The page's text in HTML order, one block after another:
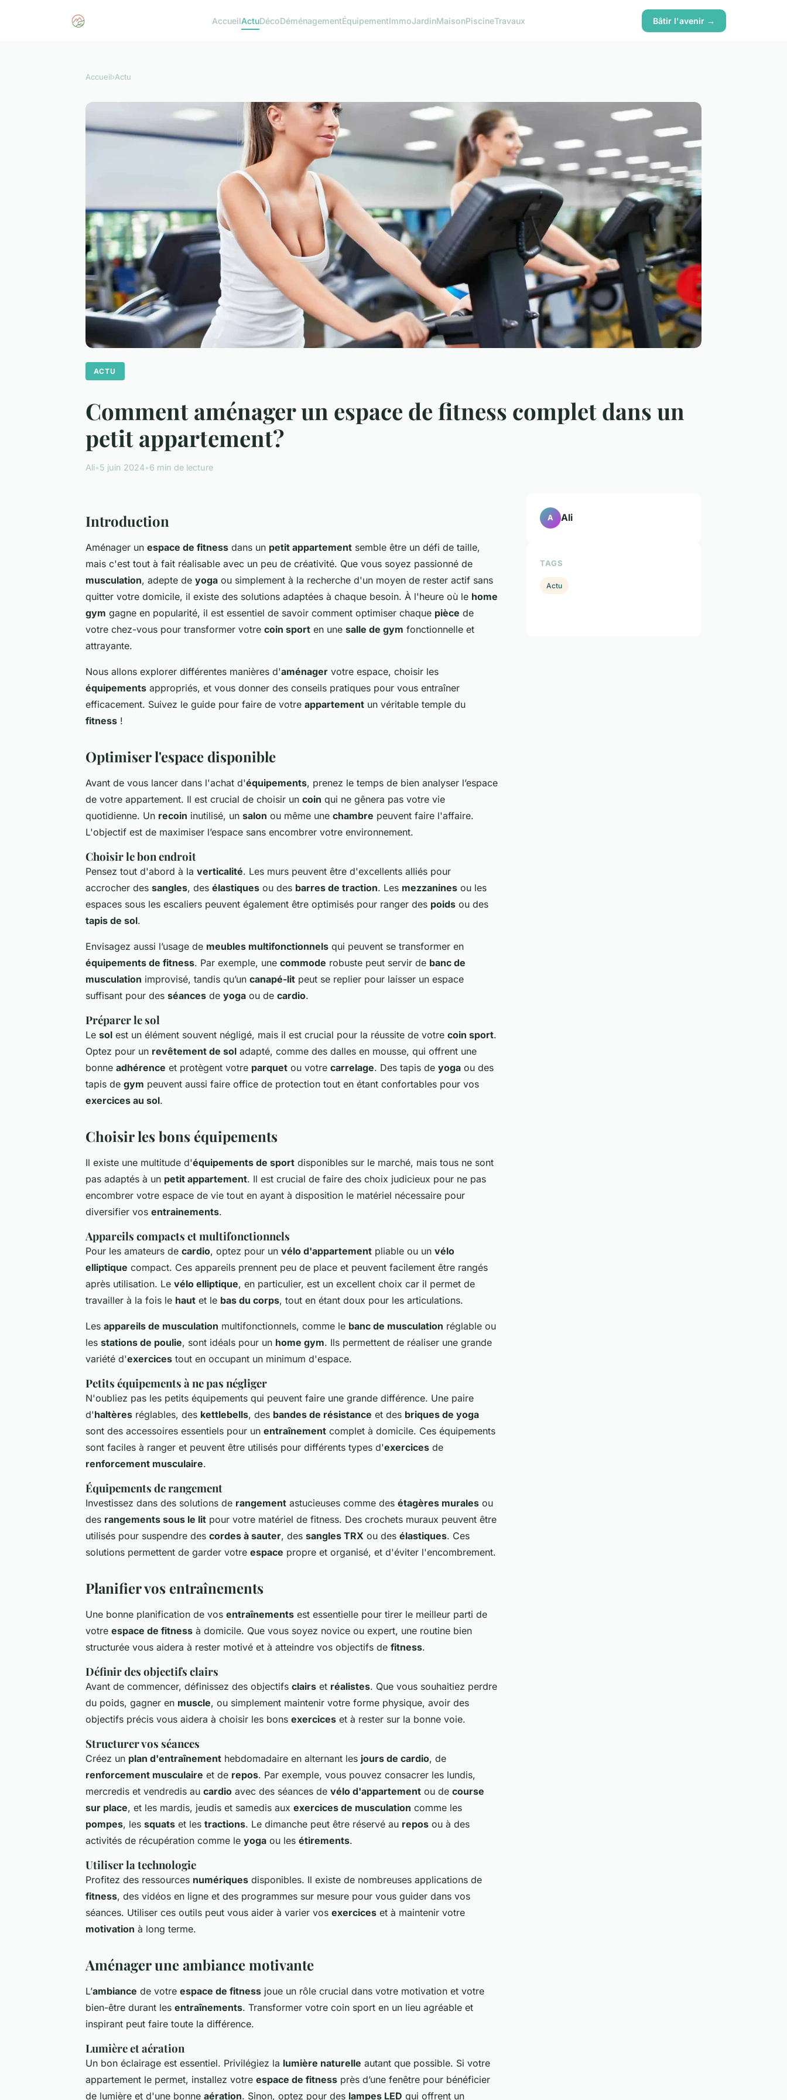
AccueilActuDécoDéménagementÉquipementImmoJardinMaisonPiscineTravaux Bâtir l'avenir →
Accueil›Actu
ACTU
Comment aménager un espace de fitness complet dans un
petit appartement?
Ali•5 juin 2024•6 min de lecture
Introduction
Aménager un espace de fitness dans un petit appartement semble être un défi de taille,
mais c'est tout à fait réalisable avec un peu de créativité. Que vous soyez passionné de
musculation, adepte de yoga ou simplement à la recherche d'un moyen de rester actif sans
quitter votre domicile, il existe des solutions adaptées à chaque besoin. À l'heure où le home
gym gagne en popularité, il est essentiel de savoir comment optimiser chaque pièce de
votre chez-vous pour transformer votre coin sport en une salle de gym fonctionnelle et
attrayante.
Nous allons explorer différentes manières d'aménager votre espace, choisir les
équipements appropriés, et vous donner des conseils pratiques pour vous entraîner
efficacement. Suivez le guide pour faire de votre appartement un véritable temple du
fitness !
Optimiser l'espace disponible
Avant de vous lancer dans l'achat d'équipements, prenez le temps de bien analyser l’espace
de votre appartement. Il est crucial de choisir un coin qui ne gênera pas votre vie
quotidienne. Un recoin inutilisé, un salon ou même une chambre peuvent faire l'affaire.
L'objectif est de maximiser l’espace sans encombrer votre environnement.
Choisir le bon endroit
Pensez tout d'abord à la verticalité. Les murs peuvent être d'excellents alliés pour
accrocher des sangles, des élastiques ou des barres de traction. Les mezzanines ou les
espaces sous les escaliers peuvent également être optimisés pour ranger des poids ou des
tapis de sol.
Envisagez aussi l’usage de meubles multifonctionnels qui peuvent se transformer en
équipements de fitness. Par exemple, une commode robuste peut servir de banc de
musculation improvisé, tandis qu’un canapé-lit peut se replier pour laisser un espace
suffisant pour des séances de yoga ou de cardio.
Préparer le sol
Le sol est un élément souvent négligé, mais il est crucial pour la réussite de votre coin sport.
Optez pour un revêtement de sol adapté, comme des dalles en mousse, qui offrent une
bonne adhérence et protègent votre parquet ou votre carrelage. Des tapis de yoga ou des
tapis de gym peuvent aussi faire office de protection tout en étant confortables pour vos
exercices au sol.
Choisir les bons équipements
Il existe une multitude d'équipements de sport disponibles sur le marché, mais tous ne sont
pas adaptés à un petit appartement. Il est crucial de faire des choix judicieux pour ne pas
encombrer votre espace de vie tout en ayant à disposition le matériel nécessaire pour
diversifier vos entrainements.
Appareils compacts et multifonctionnels
Pour les amateurs de cardio, optez pour un vélo d'appartement pliable ou un vélo
elliptique compact. Ces appareils prennent peu de place et peuvent facilement être rangés
après utilisation. Le vélo elliptique, en particulier, est un excellent choix car il permet de
travailler à la fois le haut et le bas du corps, tout en étant doux pour les articulations.
Les appareils de musculation multifonctionnels, comme le banc de musculation réglable ou
les stations de poulie, sont idéals pour un home gym. Ils permettent de réaliser une grande
variété d'exercices tout en occupant un minimum d'espace.
Petits équipements à ne pas négliger
N'oubliez pas les petits équipements qui peuvent faire une grande différence. Une paire
d'haltères réglables, des kettlebells, des bandes de résistance et des briques de yoga
sont des accessoires essentiels pour un entraînement complet à domicile. Ces équipements
sont faciles à ranger et peuvent être utilisés pour différents types d'exercices de
renforcement musculaire.
Équipements de rangement
Investissez dans des solutions de rangement astucieuses comme des étagères murales ou
des rangements sous le lit pour votre matériel de fitness. Des crochets muraux peuvent être
utilisés pour suspendre des cordes à sauter, des sangles TRX ou des élastiques. Ces
solutions permettent de garder votre espace propre et organisé, et d'éviter l'encombrement.
Planifier vos entraînements
Une bonne planification de vos entraînements est essentielle pour tirer le meilleur parti de
votre espace de fitness à domicile. Que vous soyez novice ou expert, une routine bien
structurée vous aidera à rester motivé et à atteindre vos objectifs de fitness.
Définir des objectifs clairs
Avant de commencer, définissez des objectifs clairs et réalistes. Que vous souhaitiez perdre
du poids, gagner en muscle, ou simplement maintenir votre forme physique, avoir des
objectifs précis vous aidera à choisir les bons exercices et à rester sur la bonne voie.
Structurer vos séances
Créez un plan d'entraînement hebdomadaire en alternant les jours de cardio, de
renforcement musculaire et de repos. Par exemple, vous pouvez consacrer les lundis,
mercredis et vendredis au cardio avec des séances de vélo d'appartement ou de course
sur place, et les mardis, jeudis et samedis aux exercices de musculation comme les
pompes, les squats et les tractions. Le dimanche peut être réservé au repos ou à des
activités de récupération comme le yoga ou les étirements.
Utiliser la technologie
Profitez des ressources numériques disponibles. Il existe de nombreuses applications de
fitness, des vidéos en ligne et des programmes sur mesure pour vous guider dans vos
séances. Utiliser ces outils peut vous aider à varier vos exercices et à maintenir votre
motivation à long terme.
Aménager une ambiance motivante
L’ambiance de votre espace de fitness joue un rôle crucial dans votre motivation et votre
bien-être durant les entraînements. Transformer votre coin sport en un lieu agréable et
inspirant peut faire toute la différence.
Lumière et aération
Un bon éclairage est essentiel. Privilégiez la lumière naturelle autant que possible. Si votre
appartement le permet, installez votre espace de fitness près d’une fenêtre pour bénéficier
de lumière et d'une bonne aération. Sinon, optez pour des lampes LED qui offrent un
A Ali
TAGS
Actu